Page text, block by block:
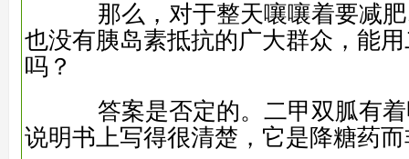
那么，对于整天嚷嚷着要减肥
也没有胰岛素抵抗的广大群众，能
吗？
答案是否定的。二甲双胍有着
说明书上写得很清楚，它是降糖药